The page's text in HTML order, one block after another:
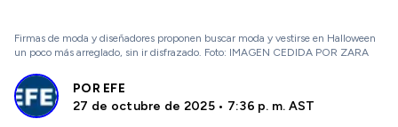
Firmas de moda y diseñadores proponen buscar moda y vestirse en Halloween
un poco más arreglado, sin ir disfrazado. Foto: IMAGEN CEDIDA POR ZARA
POR EFE
27 de octubre de 2025 • 7:36 p. m. AST